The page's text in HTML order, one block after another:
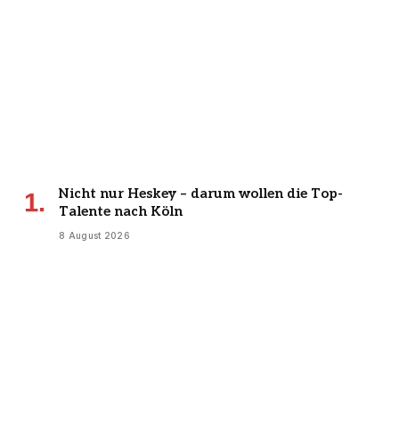
Nicht nur Heskey – darum wollen die Top-
Talente nach Köln
8 August 2026